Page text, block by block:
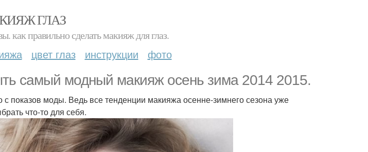
ГЛАЗ
как правильно сделать макияж для глаз.
цвет глаз инструкции фото
самый модный макияж осень зима 2014 2015.
с показов моды. Ведь все тенденции макияжа осенне-зимнего сезона уже
что-то для себя.